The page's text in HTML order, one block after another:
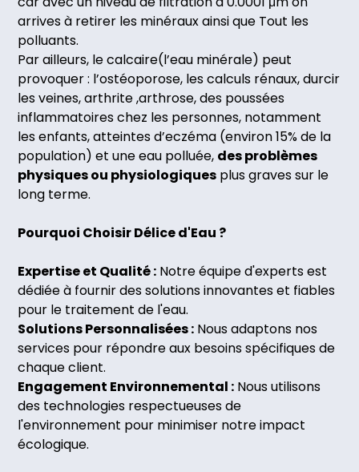
car avec un niveau de filtration à 0.0001 μm on
arrives à retirer les minéraux ainsi que Tout les
polluants.
Par ailleurs, le calcaire(l’eau minérale) peut
provoquer : l’ostéoporose, les calculs rénaux, durcir
les veines, arthrite ,arthrose, des poussées
inflammatoires chez les personnes, notamment
les enfants, atteintes d’eczéma (environ 15% de la
population) et une eau polluée, des problèmes
physiques ou physiologiques plus graves sur le
long terme.
Pourquoi Choisir Délice d'Eau ?
Expertise et Qualité : Notre équipe d'experts est
dédiée à fournir des solutions innovantes et fiables
pour le traitement de l'eau.
Solutions Personnalisées : Nous adaptons nos
services pour répondre aux besoins spécifiques de
chaque client.
Engagement Environnemental : Nous utilisons
des technologies respectueuses de
l'environnement pour minimiser notre impact
écologique.